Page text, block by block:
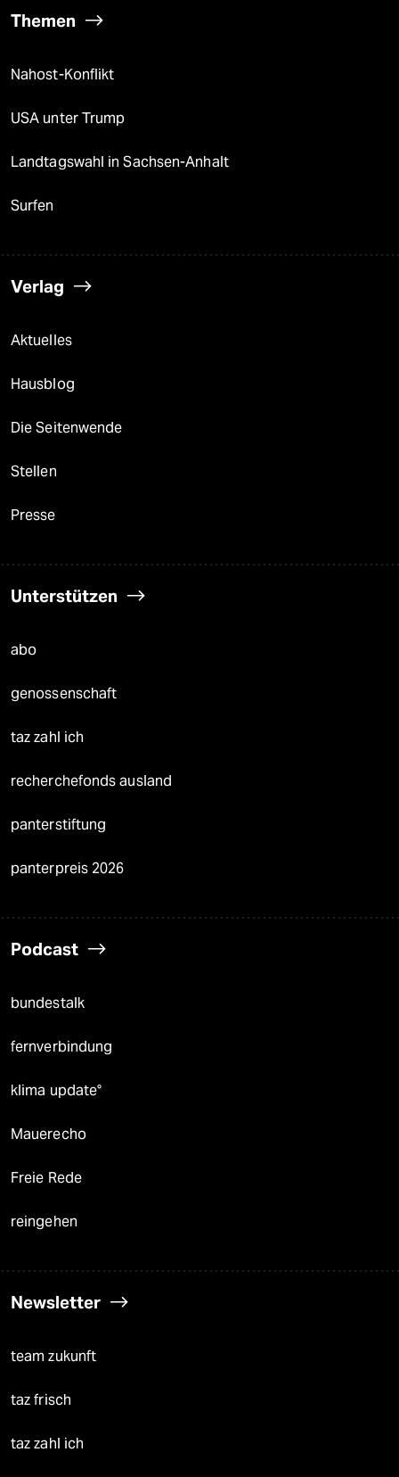
Themen
Nahost-Konflikt
USA unter Trump
Landtagswahl in Sachsen-Anhalt
Surfen
Verlag
Aktuelles
Hausblog
Die Seitenwende
Stellen
Presse
Unterstützen
abo
genossenschaft
taz zahl ich
recherchefonds ausland
panterstiftung
panterpreis 2026
Podcast
bundestalk
fernverbindung
klima update°
Mauerecho
Freie Rede
reingehen
Newsletter
team zukunft
taz frisch
taz zahl ich